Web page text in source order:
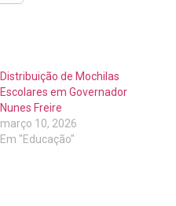
Distribuição de Mochilas
Escolares em Governador
Nunes Freire
março 10, 2026
Em "Educação"